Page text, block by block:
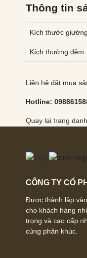
BÀN THỜ
Thông tin
Kích thước giường
Kích thường đệm
Liên hệ đặt mua
Hotline:
Quay lại trang
CÔNG TY CỔ
Được thành lập
cho khách hàng
trọng và cao cấp
cùng phân khúc.